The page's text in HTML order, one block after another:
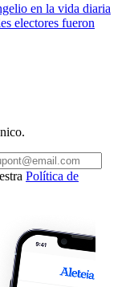
en la vida diaria
electores fueron
Política de